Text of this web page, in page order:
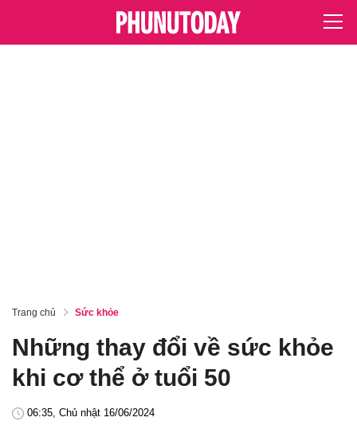
Trang chủ Sức khỏe
Những thay đổi về sức khỏe
khi cơ thể ở tuổi 50
06:35, Chủ nhật 16/06/2024